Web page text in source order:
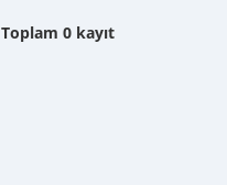
Toplam 0 kayıt